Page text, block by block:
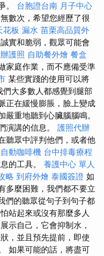
。 台胞證台南 月子中心
數次，希望您經歷了很
花板 漏水 苗栗高品質外
實和脆弱，觀眾可能會
護照 自助餐外燴 餐盒
家庭作業，而不應備受準
某些實踐的使用可以將
們大多數人都感覺到腿部
正在緩慢膨脹，臉上變成
重地聽到心臟腦腦鳴。
演講的信息。 護照代辦
聽眾中評判他們，或者他
動咖啡機 台中排毒療程
的工具。 養護中心 單人
略 到府外燴 泰國簽證 如
多麼困難，我們都不要立
們的聽眾從句子到句子都
站起來或沒有那麼多人
示自己，它會抑制水，
，並且預先提前，即使
如果可能的話，將盡可